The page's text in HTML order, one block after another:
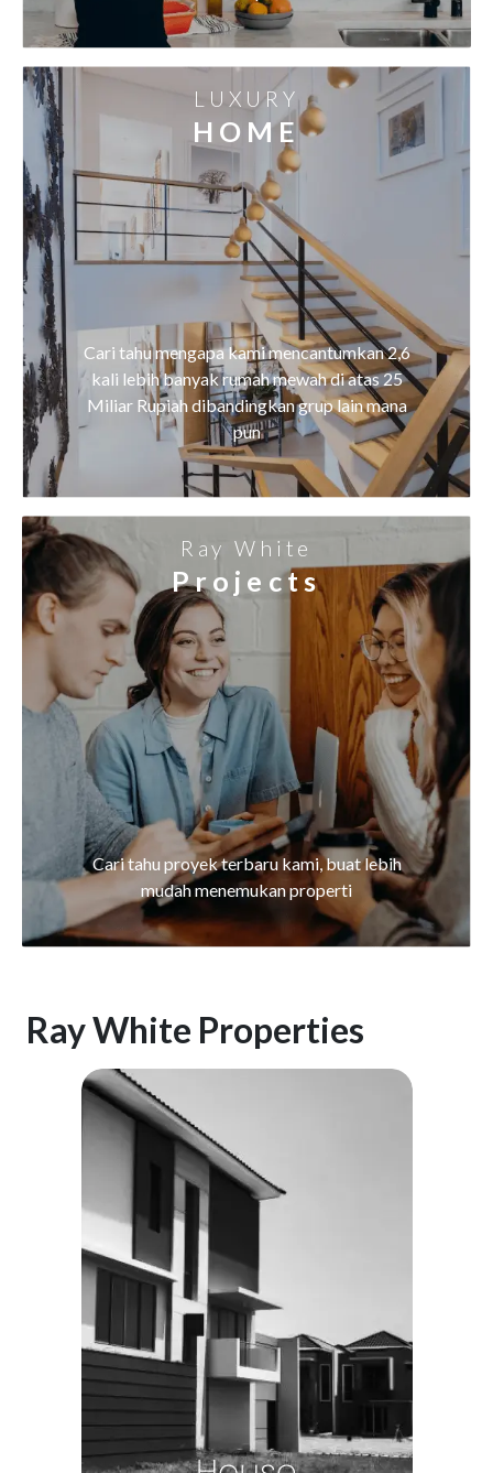
LUXURY
HOME
Cari tahu mengapa kami mencantumkan 2,6
kali lebih banyak rumah mewah di atas 25
Miliar Rupiah dibandingkan grup lain mana
pun
Ray White
Projects
Cari tahu proyek terbaru kami, buat lebih
mudah menemukan properti
Ray White Properties